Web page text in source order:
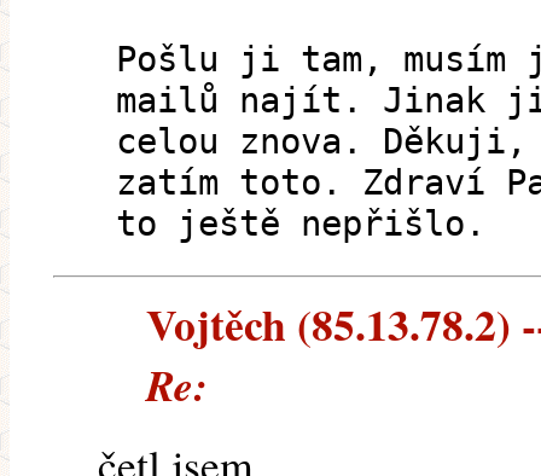
Pošlu ji tam,
mailů najít. Jinak ji
celou znova.
zatím toto. Zdraví
to ještě nepřišlo.
Vojtěch (85.13.78.2)
Re:
četl jsem